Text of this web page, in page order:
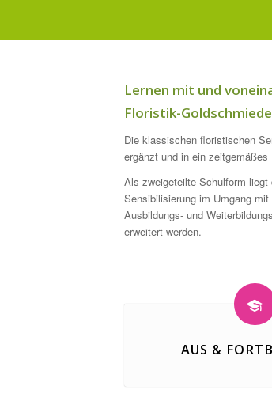
Lernen mit und
Floristik-
Die klassischen floristischen
ergänzt und in ein
Als zweigeteilte Schulform
Sensibilisierung im Umgang
Ausbildungs- und
erweitert werden.
AUS &